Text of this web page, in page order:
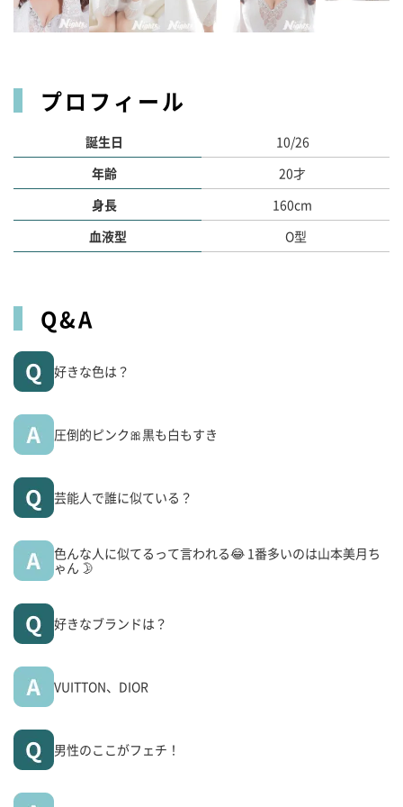
プロフィール
誕生日
10/26
年齢
20才
身長
160cm
血液型
O型
Q&A
好きな色は？
圧倒的ピンク🎀黒も白もすき
芸能人で誰に似ている？
色んな人に似てるって言われる😂 1番多いのは山本美月ち
ゃん 🌛
好きなブランドは？
VUITTON、DIOR
男性のここがフェチ！